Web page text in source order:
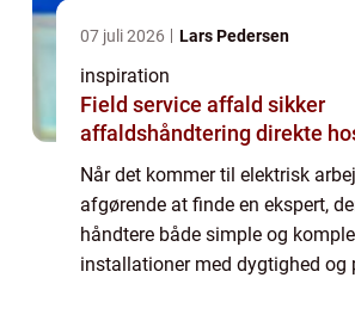
07 juli 2026 Lars Pedersen
inspiration
Field service affald sikker
affaldshåndtering direkte
Når det kommer til elektrisk
afgørende at finde en ekspert,
håndtere både simple og
installationer med dygtighed